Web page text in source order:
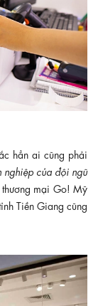
hẳn ai cũng phải
nghiệp của đội ngũ
thương mại Go! Mỹ
Tiền Giang cũng